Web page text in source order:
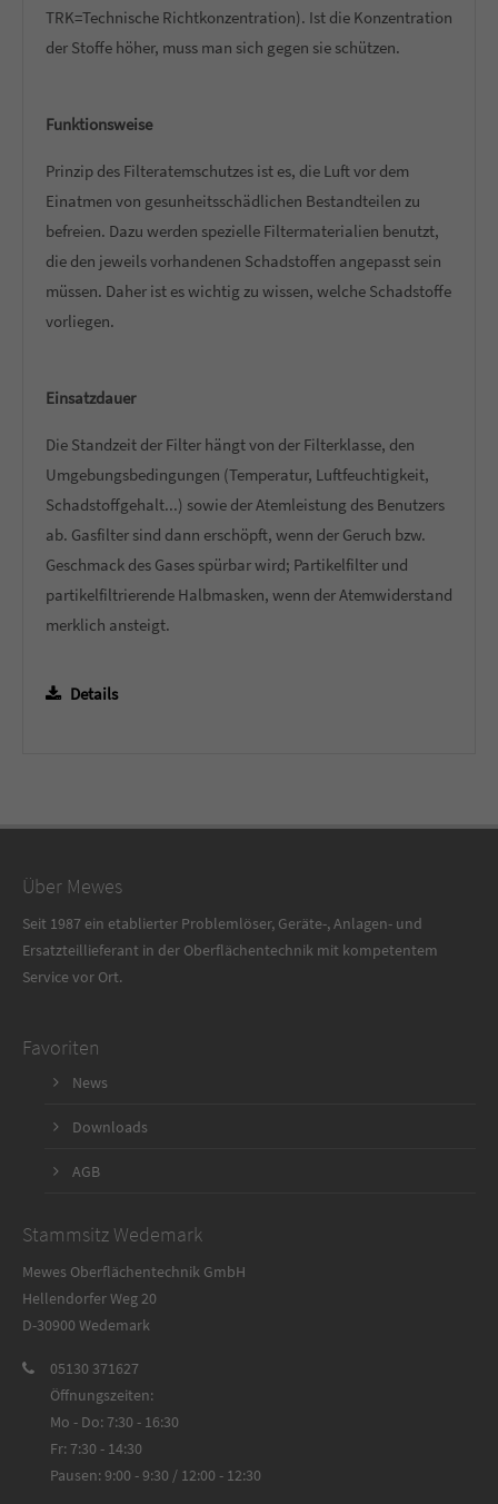
TRK=Technische Richtkonzentration). Ist die Konzentration
der Stoffe höher, muss man sich gegen sie schützen.
Funktionsweise
Prinzip des Filteratemschutzes ist es, die Luft vor dem
Einatmen von gesunheitsschädlichen Bestandteilen zu
befreien. Dazu werden spezielle Filtermaterialien benutzt,
die den jeweils vorhandenen Schadstoffen angepasst sein
müssen. Daher ist es wichtig zu wissen, welche Schadstoffe
vorliegen.
Einsatzdauer
Die Standzeit der Filter hängt von der Filterklasse, den
Umgebungsbedingungen (Temperatur, Luftfeuchtigkeit,
Schadstoffgehalt...) sowie der Atemleistung des Benutzers
ab. Gasfilter sind dann erschöpft, wenn der Geruch bzw.
Geschmack des Gases spürbar wird; Partikelfilter und
partikelfiltrierende Halbmasken, wenn der Atemwiderstand
merklich ansteigt.
Details
Über Mewes
Seit 1987 ein etablierter Problemlöser, Geräte-, Anlagen- und
Ersatzteillieferant in der Oberflächentechnik mit kompetentem
Service vor Ort.
Favoriten
News
Downloads
AGB
Stammsitz Wedemark
Mewes Oberflächentechnik GmbH
Hellendorfer Weg 20
D-30900 Wedemark
05130 371627
Öffnungszeiten:
Mo - Do: 7:30 - 16:30
Fr: 7:30 - 14:30
Pausen: 9:00 - 9:30 / 12:00 - 12:30